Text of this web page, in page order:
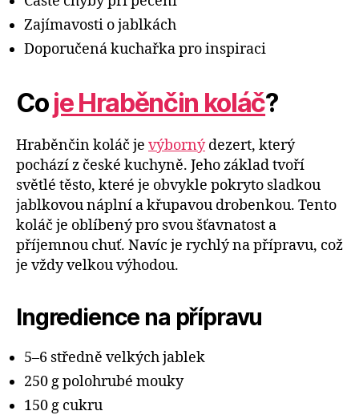
Zajímavosti o jablkách
Doporučená kuchařka pro inspiraci
Coje Hraběnčin koláč?
Hraběnčin koláč je výbornýdezert, který
pochází z české kuchyně. Jeho základ tvoří
světlé těsto, které je obvykle pokryto sladkou
jablkovou náplní a křupavou drobenkou. Tento
koláč je oblíbený pro svou šťavnatost a
příjemnou chuť. Navíc je rychlý na přípravu, což
je vždy velkou výhodou.
Ingredience na přípravu
5–6 středně velkých jablek
250 g polohrubé mouky
150 g cukru